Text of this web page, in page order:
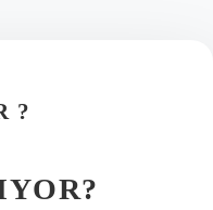
?